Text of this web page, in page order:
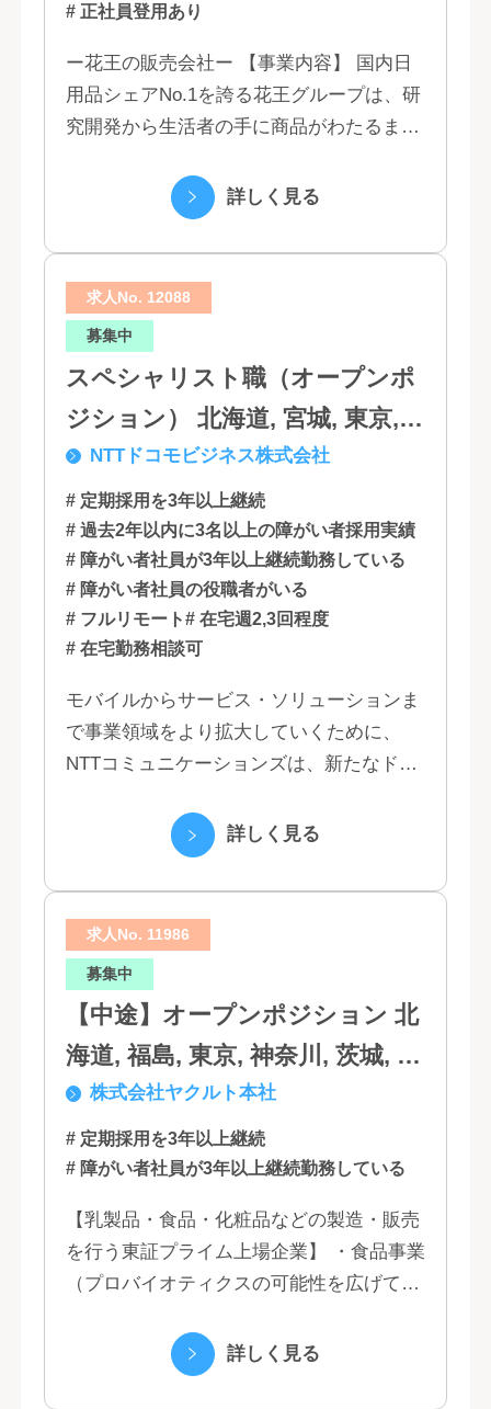
# 正社員登用あり
ー花王の販売会社ー 【事業内容】 国内日
用品シェアNo.1を誇る花王グループは、研
究開発から生活者の手に商品がわたるまで
で、情報のスピード、質、量ともに他社に
詳しく見る
求人No. 12088
募集中
スペシャリスト職（オープンポ
ジション） 北海道, 宮城, 東京,
石川, 愛知, 大阪, 広島, 香川, 福岡
NTTドコモビジネス株式会社
# 定期採用を3年以上継続
# 過去2年以内に3名以上の障がい者採用実績
# 障がい者社員が3年以上継続勤務している
# 障がい者社員の役職者がいる
# フルリモート# 在宅週2,3回程度
# 在宅勤務相談可
モバイルからサービス・ソリューションま
で事業領域をより拡大していくために、
NTTコミュニケーションズは、新たなドコ
たちは、クラウド、ネットワーク、セキュ
リティといっ...
詳しく見る
求人No. 11986
募集中
【中途】オープンポジション 北
海道, 福島, 東京, 神奈川, 茨城, 静
岡, 大阪, 兵庫, 福岡, 佐賀
株式会社ヤクルト本社
# 定期採用を3年以上継続
# 障がい者社員が3年以上継続勤務している
【乳製品・食品・化粧品などの製造・販売
を行う東証プライム上場企業】 ・食品事業
（プロバイオティクスの可能性を広げてい
る優れた機能性飲料） ・国際事業（40の
詳しく見る